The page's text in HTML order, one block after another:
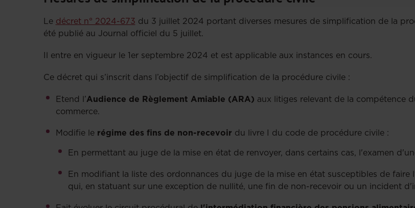
Le décret n° 2024-673 du 3 juillet 2024 portant diverses mesures de simplification de la
été publié au Journal officiel du 5 juillet.
Il entre en vigueur le 1er septembre 2024 et est applicable aux instances en cours.
Ce décret qui s’inscrit dans l’objectif de simplification de la procédure civile :
Etend l’Audience de Règlement Amiable (ARA) aux litiges relevant de la compétence
commerce.
Modifie le régime des fins de non-recevoir du livre I du code de procédure civile :
En permettant au juge de la mise en état de renvoyer, dans certains cas, l'examen
En modifiant la liste des ordonnances du juge de la mise en état susceptibles de
qui, en statuant sur une exception de nullité, une fin de non-recevoir ou un incident